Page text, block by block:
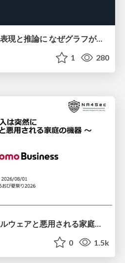
AIエージェントの知識表現と推論に なぜグラフが使われるのか - 記号的AIの復権とニューラルAIとの統合
1 280
0 1.5k